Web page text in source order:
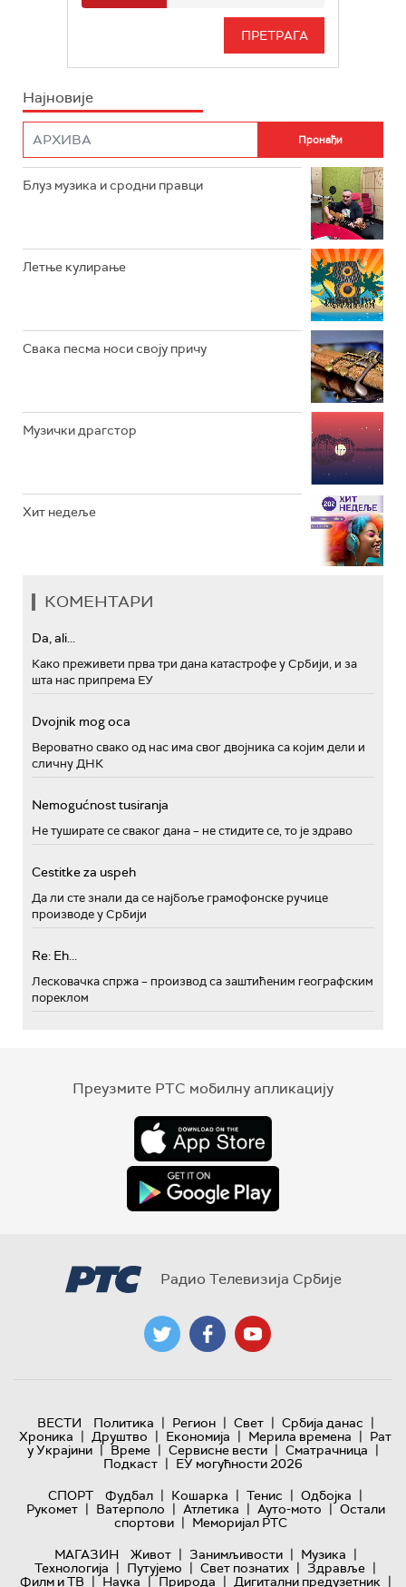
РАДИО БЕОГРАД 3
РАДИО РОКЕНРОЛЕР
ИНФО
Најновије
Блуз музика и сродни правци
Летње кулирање
Свака песма носи своју причу
Музички драгстор
Хит недеље
КОМЕНТАРИ
Da, ali...
Како преживети прва три дана катастрофе у Србији, и за
шта нас припрема ЕУ
Dvojnik mog oca
Вероватно свако од нас има свог двојника са којим дели и
сличну ДНК
Nemogućnost tusiranja
Не туширате се сваког дана – не стидите се, то је здраво
Cestitke za uspeh
Да ли сте знали да се најбоље грамофонске ручице
производе у Србији
Re: Eh...
Лесковачка спржа – производ са заштићеним географским
пореклом
Преузмите РТС мобилну апликацију
Радио Телевизија Србије
ВЕСТИ Политика | Регион | Свет | Србија данас |
Хроника | Друштво | Економија | Мерила времена | Рат
у Украјини | Време | Сервисне вести | Сматрачница |
Подкаст | ЕУ могућности 2026
СПОРТ
Фудбал | Кошарка | Тенис | Одбојка |
Рукомет | Ватерполо | Атлетика | Ауто-мото | Остали
спортови | Меморијал РТС
МАГАЗИН
Живот | Занимљивости | Музика |
Технологијa | Путујемо | Свет познатих | Здравље |
Филм и ТВ | Наука | Природа | Дигитални предузетник |